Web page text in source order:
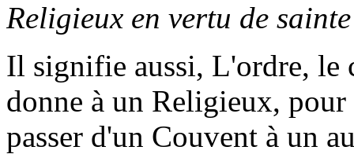
Religieux en vertu de
Il signifie aussi, L'ordre, le
donne à un Religieux,
passer d'un Couvent à un